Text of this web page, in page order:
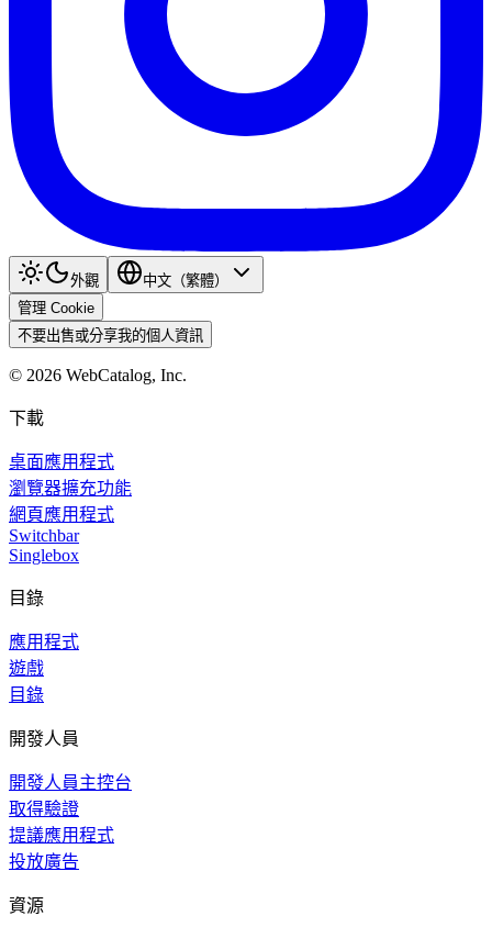
外觀
中文（繁體）
管理 Cookie
不要出售或分享我的個人資訊
© 2026 WebCatalog, Inc.
下載
桌面應用程式
瀏覽器擴充功能
網頁應用程式
Switchbar
Singlebox
目錄
應用程式
遊戲
目錄
開發人員
開發人員主控台
取得驗證
提議應用程式
投放廣告
資源